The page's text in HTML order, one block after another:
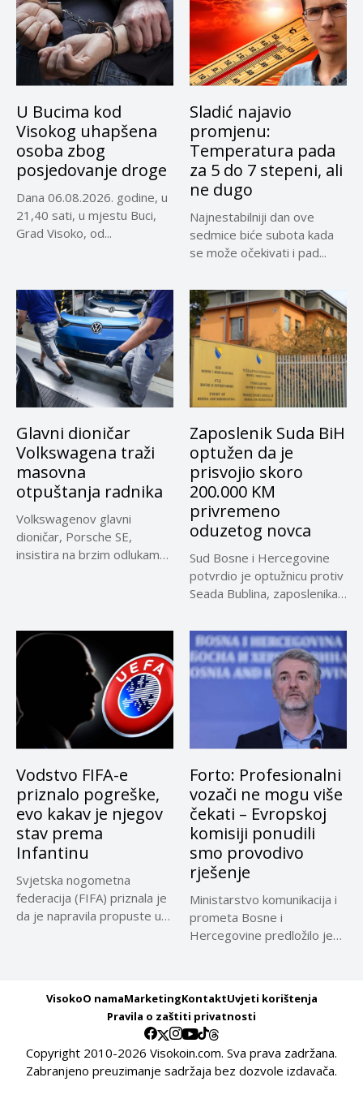
U Bucima kod
Visokog uhapšena
osoba zbog
posjedovanje droge
Dana 06.08.2026. godine, u
21,40 sati, u mjestu Buci,
Grad Visoko, od...
Sladić najavio
promjenu:
Temperatura pada
za 5 do 7 stepeni, ali
ne dugo
Najnestabilniji dan ove
sedmice biće subota kada
se može očekivati i pad...
Glavni dioničar
Volkswagena traži
masovna
otpuštanja radnika
Volkswagenov glavni
dioničar, Porsche SE,
insistira na brzim odlukama
Zaposlenik Suda BiH
optužen da je
prisvojio skoro
200.000 KM
privremeno
oduzetog novca
Sud Bosne i Hercegovine
potvrdio je optužnicu protiv
Seada Bublina, zaposlenika
Vodstvo FIFA-e
priznalo pogreške,
evo kakav je njegov
stav prema
Infantinu
Svjetska nogometna
federacija (FIFA) priznala je
da je napravila propuste u
Forto: Profesionalni
vozači ne mogu više
čekati – Evropskoj
komisiji ponudili
smo provodivo
rješenje
Ministarstvo komunikacija i
prometa Bosne i
Hercegovine predložilo je
VisokoO namaMarketingKontaktUvjeti korištenja
Pravila o zaštiti privatnosti
Copyright 2010-2026 Visokoin.com. Sva prava zadržana.
Zabranjeno preuzimanje sadržaja bez dozvole izdavača.